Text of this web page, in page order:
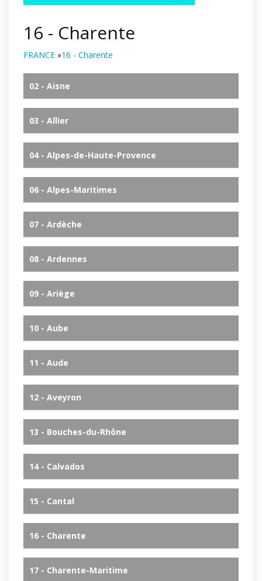
16 - Charente
FRANCE »16 - Charente
02 - Aisne
03 - Allier
04 - Alpes-de-Haute-Provence
06 - Alpes-Maritimes
07 - Ardèche
08 - Ardennes
09 - Ariège
10 - Aube
11 - Aude
12 - Aveyron
13 - Bouches-du-Rhône
14 - Calvados
15 - Cantal
16 - Charente
17 - Charente-Maritime